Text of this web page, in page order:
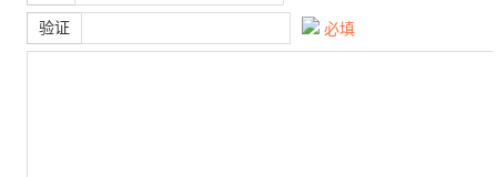
验证 必填